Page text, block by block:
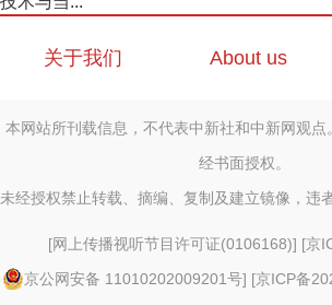
关于我们 About us
本网站所刊载信息，不代表中新社和中新网观
经书面授权。
未经授权禁止转载、摘编、复制及建立镜像，违
[网上传播视听节目许可证(0106168)] [京
京公网安备 11010202009201号] [京ICP备